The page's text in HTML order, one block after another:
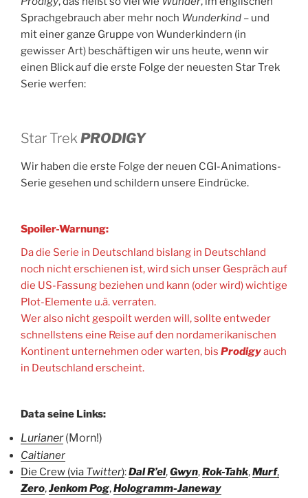
Sprachgebrauch aber mehr noch Wunderkind – und
mit einer ganze Gruppe von Wunderkindern (in
gewisser Art) beschäftigen wir uns heute, wenn wir
einen Blick auf die erste Folge der neuesten Star Trek
Serie werfen:
Star Trek PRODIGY
Wir haben die erste Folge der neuen CGI-Animations-
Serie gesehen und schildern unsere Eindrücke.
Spoiler-Warnung:
Da die Serie in Deutschland bislang in Deutschland
noch nicht erschienen ist, wird sich unser Gespräch auf
die US-Fassung beziehen und kann (oder wird) wichtige
Plot-Elemente u.ä. verraten.
Wer also nicht gespoilt werden will, sollte entweder
schnellstens eine Reise auf den nordamerikanischen
Kontinent unternehmen oder warten, bis Prodigyauch
in Deutschland erscheint.
Data seine Links:
Lurianer(Morn!)
Caitianer
Die Crew (via Twitter):Dal R’el,Gwyn,Rok-Tahk,Murf,
Zero,Jenkom Pog,Hologramm-Janeway